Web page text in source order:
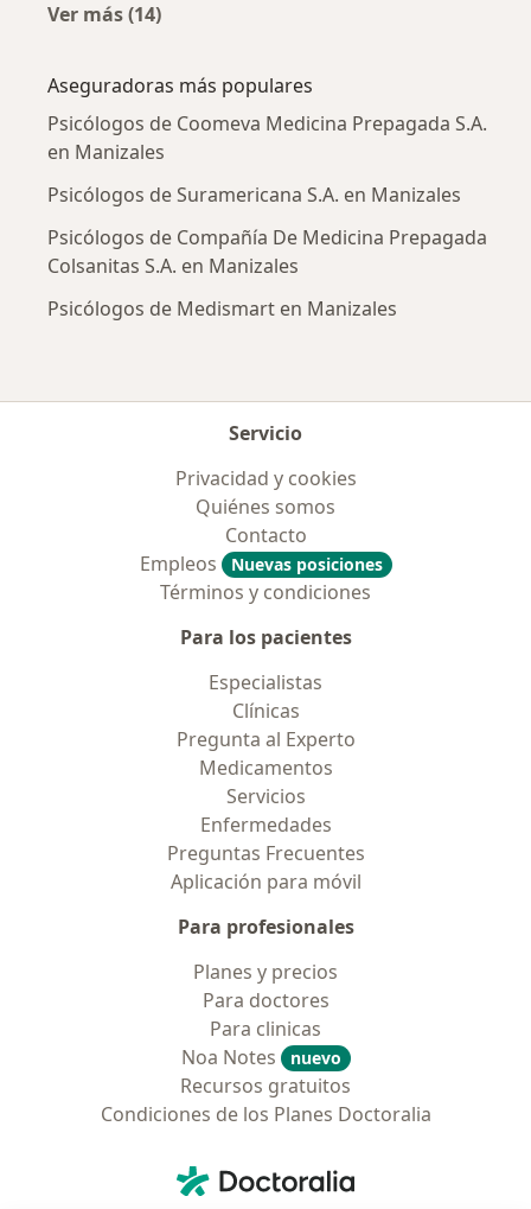
Ver más (14)
Aseguradoras más populares
Psicólogos de Coomeva Medicina Prepagada S.A.
en Manizales
Psicólogos de Suramericana S.A. en Manizales
Psicólogos de Compañía De Medicina Prepagada
Colsanitas S.A. en Manizales
Psicólogos de Medismart en Manizales
Servicio
Privacidad y cookies
Quiénes somos
Contacto
Empleos
Nuevas posiciones
Términos y condiciones
Para los pacientes
Especialistas
Clínicas
Pregunta al Experto
Medicamentos
Servicios
Enfermedades
Preguntas Frecuentes
Aplicación para móvil
Para profesionales
Planes y precios
Para doctores
Para clinicas
Noa Notes
nuevo
Recursos gratuitos
Condiciones de los Planes Doctoralia
Doctoralia - Página de inicio